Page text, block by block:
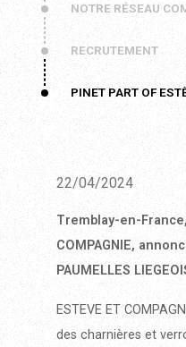
NOTRE RÉSEAU
RECRUTEMENT
PINET PART OF
22/04/2024
Tremblay-en-
COMPAGNIE,
PAUMELLES
ESTEVE ET
des charnières et